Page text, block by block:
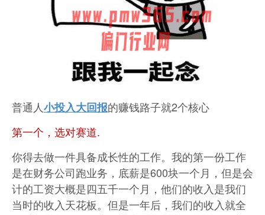
普通人小投入大回报的赚钱路子就2个核心
第一个，选对赛道.
你得去做一件具备成长性的工作。我的第一份工作
是在财务公司跑业务，底薪是600块一个月，但是会
计的工资大概是四五千一个月，他们的收入是我们
当时的收入天花板。但是一年后，我们的收入就全